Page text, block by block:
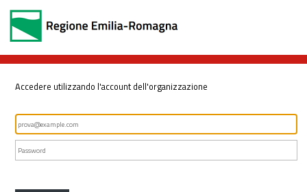
Accedere utilizzando l'account dell'organizzazione